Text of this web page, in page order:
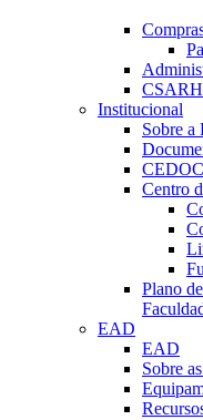
Institucional
Sobre a
CEDOC
Centro
Plano
EAD
EAD
Sobre